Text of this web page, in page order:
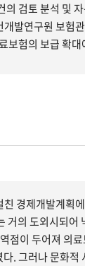
검토 분석 및
발연구원 보험
보험의 보급 확
경제개발계획
거의 도외시되어
점이 두어져 의
보장